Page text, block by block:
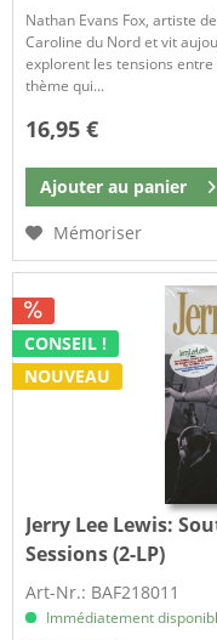
Nathan Evans Fox, artiste
Caroline du Nord et vit
explorent les tensions
thème qui...
16,95 €
Ajouter au panier
Mémoriser
CONSEIL !
NOUVEAU
Jerry Lee Lewis:
Sessions (2-LP)
Art-Nr.: BAF218011
Immédiatement